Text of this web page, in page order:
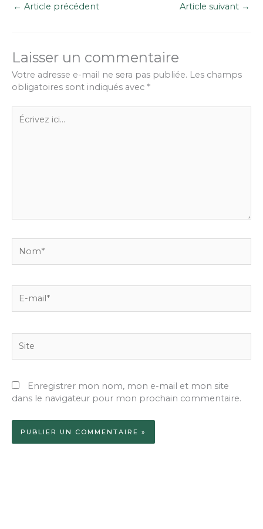
← Article précédent Article suivant →
Laisser un commentaire
Votre adresse e-mail ne sera pas publiée. Les champs
obligatoires sont indiqués avec *
Écrivez
ici…
mail*
Enregistrer mon nom, mon e-mail et mon site
dans le navigateur pour mon prochain commentaire.